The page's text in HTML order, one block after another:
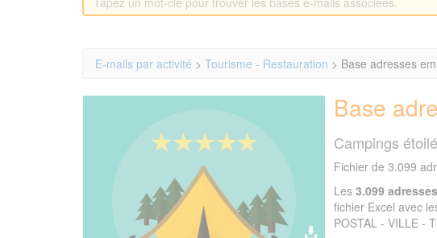
E-mails par activité > Tourisme - Restauration > Base adresses
Base
Campings
Fichier de 3.099
Les 3.099
fichier Excel avec
POSTAL - VILLE -